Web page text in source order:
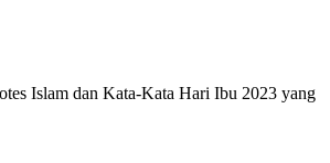
Islam dan Kata-Kata Hari Ibu 2023 yang